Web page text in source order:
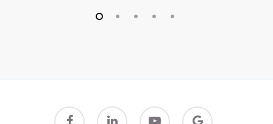
facebook linkedin youtube
google-